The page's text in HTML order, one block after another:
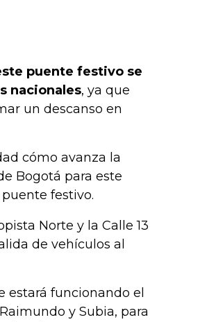
puente festivo se
nacionales, ya que
un descanso en
cómo avanza la
Bogotá para este
festivo.
Norte y la Calle 13
de vehículos al
estará funcionando el
y Subia, para